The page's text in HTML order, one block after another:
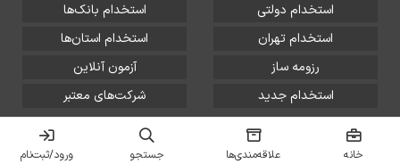
استخدام دولتی
استخدام بانک‌ها
استخدام تهران
استخدام استان‌ها
رزومه ساز
آزمون آنلاین
استخدام جدید
شرکت‌های معتبر
تمامی حقوق این سایت برای آلتین سیستم محفوظ است و هر
گونه سوءاستفاده از آن پیگرد قانونی دارد.
خانه علاقه‌مندی‌ها جستجو ورود/ثبت‌نام